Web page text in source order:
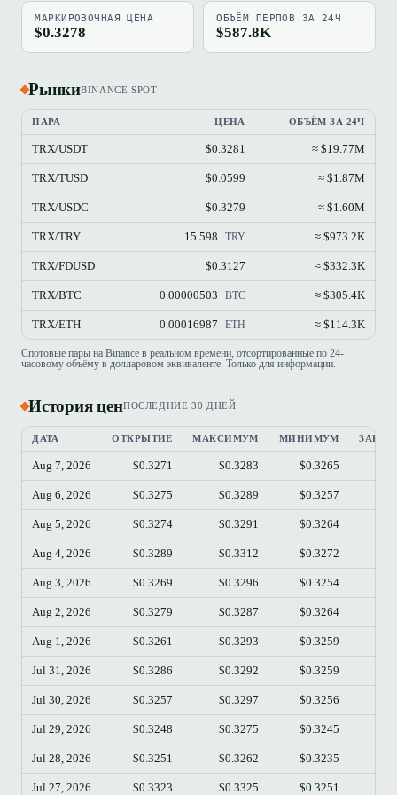
МАРКИРОВОЧНАЯ ЦЕНА
$0.3278
ОБЪЁМ ПЕРПОВ ЗА 24Ч
$587.8K
РынкиBINANCE SPOT
ПАРА ЦЕНА ОБЪЁМ ЗА 24Ч
TRX/USDT $0.3281 ≈ $19.77M
TRX/TUSD $0.0599 ≈ $1.87M
TRX/USDC $0.3279 ≈ $1.60M
TRX/TRY 15.598 TRY ≈ $973.2K
TRX/FDUSD $0.3127 ≈ $332.3K
TRX/BTC 0.00000503 BTC ≈ $305.4K
TRX/ETH 0.00016987 ETH ≈ $114.3K
Спотовые пары на Binance в реальном времени, отсортированные по 24-
часовому объёму в долларовом эквиваленте. Только для информации.
История ценПОСЛЕДНИЕ 30 ДНЕЙ
ДАТА ОТКРЫТИЕ МАКСИМУМ МИНИМУМ
Aug 7, 2026 $0.3271 $0.3283 $0.3265
Aug 6, 2026 $0.3275 $0.3289 $0.3257
Aug 5, 2026 $0.3274 $0.3291 $0.3264
Aug 4, 2026 $0.3289 $0.3312 $0.3272
Aug 3, 2026 $0.3269 $0.3296 $0.3254
Aug 2, 2026 $0.3279 $0.3287 $0.3264
Aug 1, 2026 $0.3261 $0.3293 $0.3259
Jul 31, 2026 $0.3286 $0.3292 $0.3259
Jul 30, 2026 $0.3257 $0.3297 $0.3256
Jul 29, 2026 $0.3248 $0.3275 $0.3245
Jul 28, 2026 $0.3251 $0.3262 $0.3235
Jul 27, 2026 $0.3323 $0.3325 $0.3251